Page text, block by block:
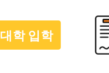
대학 입학